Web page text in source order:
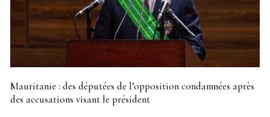
Mauritanie : des députées de l’opposition condamnées après
des accusations visant le président